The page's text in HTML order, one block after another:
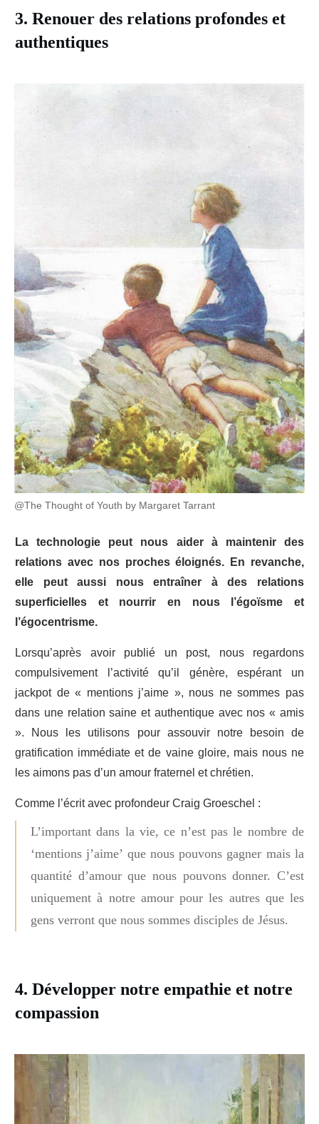
3. Renouer des relations profondes et
authentiques
@The Thought of Youth by Margaret Tarrant
La technologie peut nous aider à maintenir des
relations avec nos proches éloignés. En revanche,
elle peut aussi nous entraîner à des relations
superficielles et nourrir en nous l’égoïsme et
l’égocentrisme.
Lorsqu’après avoir publié un post, nous regardons
compulsivement l’activité qu’il génère, espérant un
jackpot de « mentions j’aime », nous ne sommes pas
dans une relation saine et authentique avec nos « amis
». Nous les utilisons pour assouvir notre besoin de
gratification immédiate et de vaine gloire, mais nous ne
les aimons pas d’un amour fraternel et chrétien.
Comme l’écrit avec profondeur Craig Groeschel :
L’important dans la vie, ce n’est pas le nombre de
‘mentions j’aime’ que nous pouvons gagner mais la
quantité d’amour que nous pouvons donner. C’est
uniquement à notre amour pour les autres que les
gens verront que nous sommes disciples de Jésus.
4. Développer notre empathie et notre
compassion